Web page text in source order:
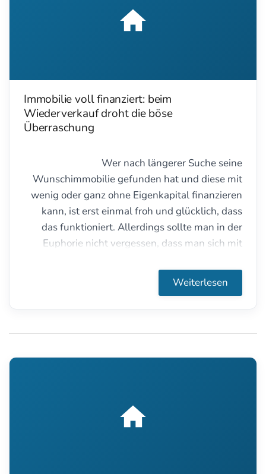
Immobilie voll finanziert: beim
Wiederverkauf droht die böse
Überraschung
Wer nach längerer Suche seine
Wunschimmobilie gefunden hat und diese mit
wenig oder ganz ohne Eigenkapital finanzieren
kann, ist erst einmal froh und glücklich, dass
das funktioniert. Allerdings sollte man in der
Euphorie nicht vergessen, dass man sich mit
ruinieren kann. Der sicherste Weg zum
finanziellen Ruin führt über den Wiederverkauf
der Immobilie in den ersten 10 Jahren.
Weiterlesen